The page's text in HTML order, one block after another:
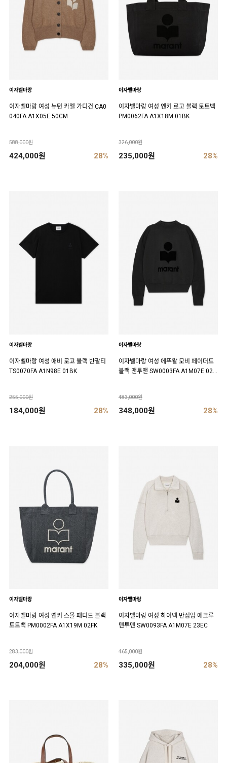
이자벨마랑
이자벨마랑 여성 뉴턴 카멜 가디건 CA0
040FA A1X05E 50CM
588,000원
424,000원 28%
이자벨마랑
이자벨마랑 여성 옌키 로고 블랙 토트백
PM0062FA A1X18M 01BK
326,000원
235,000원 28%
이자벨마랑
이자벨마랑 여성 애비 로고 블랙 반팔티
TS0070FA A1N98E 01BK
255,000원
184,000원 28%
이자벨마랑
이자벨마랑 여성 에뚜왈 모비 페이더드
블랙 맨투맨 SW0003FA A1M07E 02F
483,000원
348,000원 28%
이자벨마랑
이자벨마랑 여성 옌키 스몰 패디드 블랙
토트백 PM0002FA A1X19M 02FK
283,000원
204,000원 28%
이자벨마랑
이자벨마랑 여성 하이넥 반집업 에크루
맨투맨 SW0093FA A1M07E 23EC
465,000원
335,000원 28%